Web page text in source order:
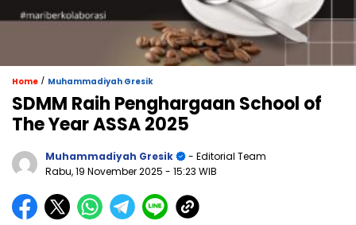
Home / Muhammadiyah Gresik
SDMM Raih Penghargaan School of
The Year ASSA 2025
Muhammadiyah Gresik
- Editorial Team
Rabu, 19 November 2025 - 15:23 WIB